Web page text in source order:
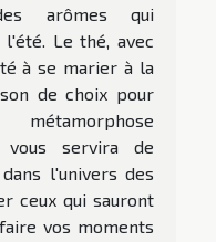
arômes qui
Le thé, avec
à se marier à la
de choix pour
vous servira de
l'univers des
ceux qui sauront
vos moments